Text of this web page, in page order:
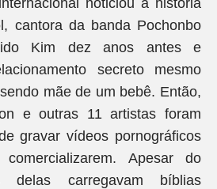
noticiou a história
cantora da banda Pochonbo
Kim dez anos antes e
secreto mesmo
mãe de um bebê. Então,
e outras 11 artistas foram
gravar vídeos pornográficos
Apesar do
delas carregavam bíblias